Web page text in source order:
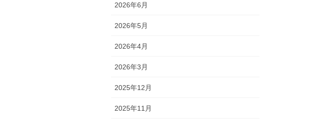
2026年6月
2026年5月
2026年4月
2026年3月
2025年12月
2025年11月